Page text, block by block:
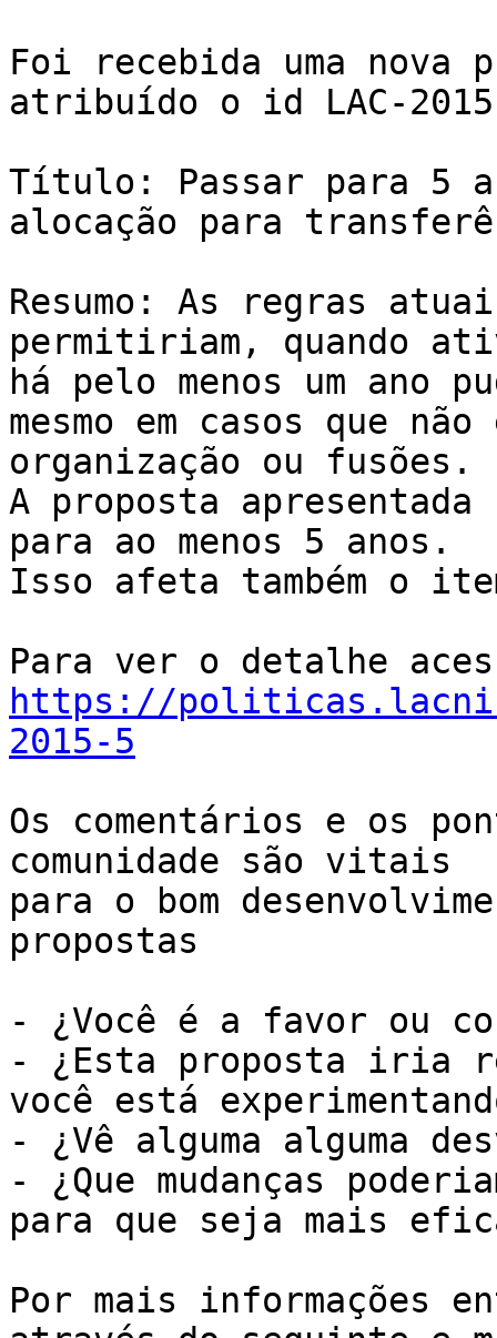
Foi recebida uma
atribuído o id LAC-
Título: Passar para 5
alocação para
Resumo: As regras
permitiriam, quando
há pelo menos um ano
mesmo em casos que
organização ou fusões.
A proposta
para ao menos 5 anos.
Isso afeta também o
https://
2015-5
Os comentários e os
comunidade são vitais
para o bom
propostas
- ¿Você é a favor ou
- ¿Esta proposta iria
você está
- ¿Vê alguma alguma
- ¿Que mudanças
para que seja mais
Por mais informações